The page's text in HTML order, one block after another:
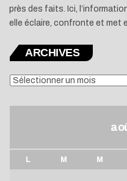
près des faits. Ici,
elle éclaire, confronte et met
ARCHIVES
ARCHIVES
L M M